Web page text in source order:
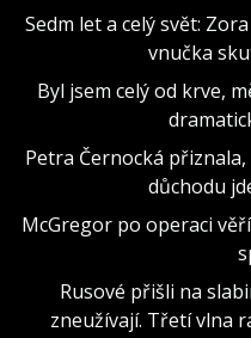
Sedm let a celý svět:
vnučka
Byl jsem celý od krve,
Petra Černocká
důchodu
McGregor po operaci
Rusové přišli na
zneužívají. Třetí vlna